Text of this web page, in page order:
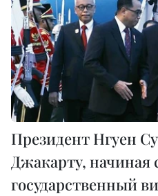
Президент Нгуен
Джакарту, начиная
государственный